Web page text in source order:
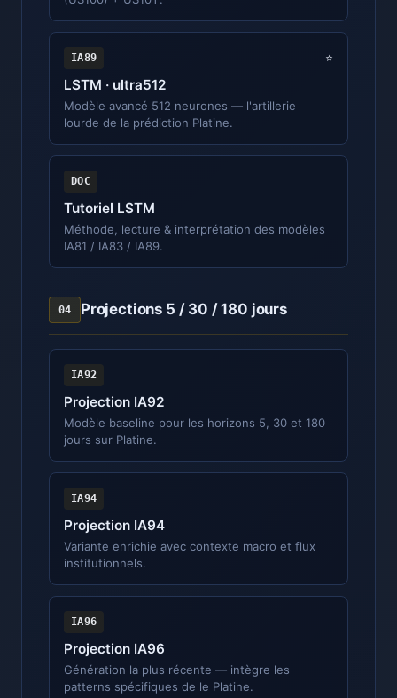
IA89 ⭐
LSTM · ultra512
Modèle avancé 512 neurones — l'artillerie
lourde de la prédiction Platine.
DOC
Tutoriel LSTM
Méthode, lecture & interprétation des modèles
IA81 / IA83 / IA89.
04 Projections 5 / 30 / 180 jours
IA92
Projection IA92
Modèle baseline pour les horizons 5, 30 et 180
jours sur Platine.
IA94
Projection IA94
Variante enrichie avec contexte macro et flux
institutionnels.
IA96
Projection IA96
Génération la plus récente — intègre les
patterns spécifiques de le Platine.